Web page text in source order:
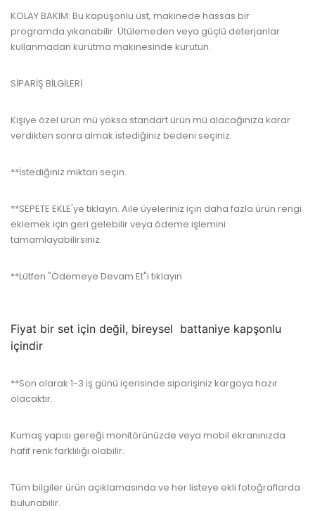
KOLAY BAKIM: Bu kapüşonlu üst, makinede hassas bir
programda yıkanabilir. Ütülemeden veya güçlü deterjanlar
kullanmadan kurutma makinesinde kurutun.
SİPARİŞ BİLGİLERİ
Kişiye özel ürün mü yoksa standart ürün mü alacağınıza karar
verdikten sonra almak istediğiniz bedeni seçiniz.
**İstediğiniz miktarı seçin.
**SEPETE EKLE'ye tıklayın. Aile üyeleriniz için daha fazla ürün rengi
eklemek için geri gelebilir veya ödeme işlemini
tamamlayabilirsiniz.
**Lütfen "Ödemeye Devam Et"i tıklayın
Fiyat bir set için değil, bireysel battaniye kapşonlu
içindir
**Son olarak 1-3 iş günü içerisinde siparişiniz kargoya hazır
olacaktır.
Kumaş yapısı gereği monitörünüzde veya mobil ekranınızda
hafif renk farklılığı olabilir.
Tüm bilgiler ürün açıklamasında ve her listeye ekli fotoğraflarda
bulunabilir.